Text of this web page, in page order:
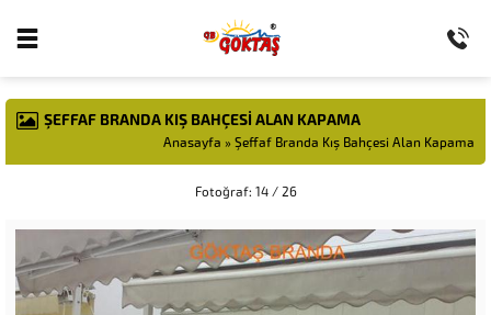
ŞEFFAF BRANDA KIŞ BAHÇESI ALAN KAPAMA
Anasayfa » Şeffaf Branda Kış Bahçesi Alan Kapama
Fotoğraf: 14 / 26